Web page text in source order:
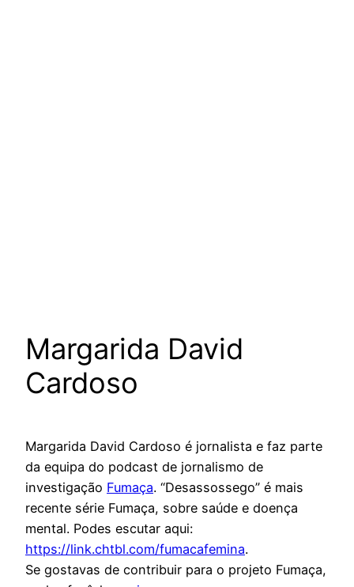
Margarida David
Cardoso
Margarida David Cardoso é jornalista e faz parte
da equipa do podcast de jornalismo de
investigação Fumaça. “Desassossego” é mais
recente série Fumaça, sobre saúde e doença
mental. Podes escutar aqui:
https://link.chtbl.com/fumacafemina.
Se gostavas de contribuir para o projeto Fumaça,